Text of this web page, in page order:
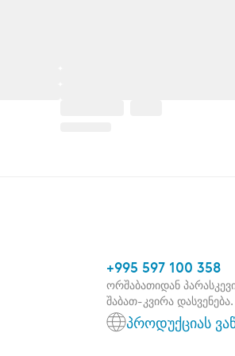
+995 597 100 358
ორშაბათიდან
შაბათ-კვირა დასვენება.
პროდუქციას